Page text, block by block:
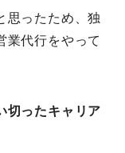
思ったため、独
業代行をやって
切ったキャリア